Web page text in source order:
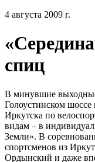
4 августа 2009 г.
спиц
В минувшие
Голоустинском
Иркутска по
видам – в
Земли». В
спортсменов из
Ордынский и даже